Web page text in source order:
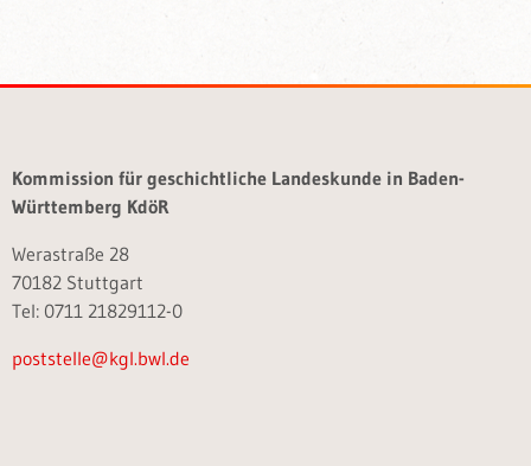
Kommission für geschichtliche Landeskunde in Baden-
Württemberg KdöR
Werastraße 28
70182 Stuttgart
Tel: 0711 21829112-0
poststelle@kgl.bwl.de